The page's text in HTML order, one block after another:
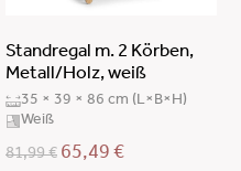
Standregal m. 2 Körben,
Metall/Holz, weiß
35 × 39 × 86 cm (L×B×H)
Weiß
81,99€ 65,49 €